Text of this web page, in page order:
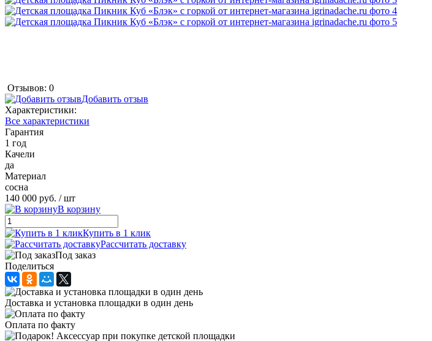
Отзывов: 0
Добавить отзыв
Характеристики:
Все характеристики
Гарантия
1 год
Качели
да
Материал
сосна
140 000 руб. / шт
В корзину
Купить в 1 клик
Рассчитать доставку
Под заказ
Поделиться
Доставка и установка площадки в один день
Оплата по факту